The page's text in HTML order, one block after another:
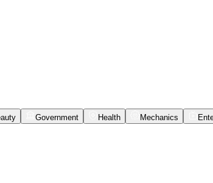
Government Health Mechanics